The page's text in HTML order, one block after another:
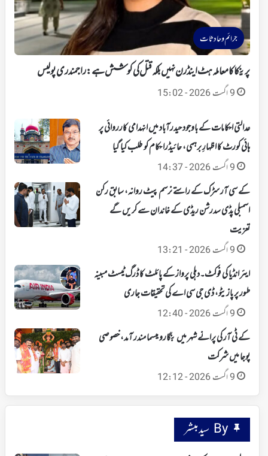
جرائم و حادثات
پرینکا کا معاملہ ہٹ اینڈ رن نہیں بلکہ قتل کی کوشش ہے: راجمندری پولیس
9 اگست 2026 - 15:02
عدالتی احکامات کے باوجود حیدرآباد میں انہدامی کارروائی پر
ہائی کورٹ کا اظہارِ برہمی، حائیڈرا حکام کو طلب کیا گیا
9 اگست 2026 - 14:37
کے سی آر سڑک کے راستے نرسم پیٹ روانہ، سابق رکن
اسمبلی پڈی سدرشن ریڈی کے خاندان سے کریں گے
تعزیت
9 اگست 2026 - 13:21
ایئر انڈیا کی فوکٹ۔دہلی پرواز کے پائلٹ کا ڈرگ ٹیسٹ مبینہ
طور پر پازیٹو، ڈی جی سی اے کی تحقیقات جاری
9 اگست 2026 - 12:40
کے ٹی آر کی پرانے شہر میں بنگارو میسما مندر آمد، خصوصی
پوجا میں شرکت
9 اگست 2026 - 12:12
By سید مبشر